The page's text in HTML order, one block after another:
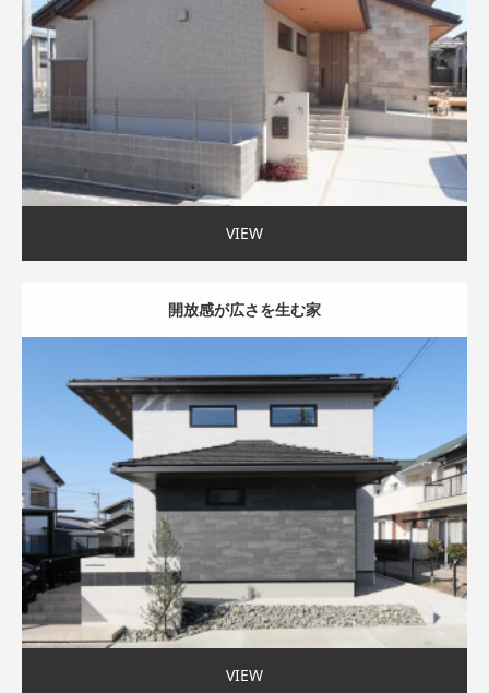
自然や庭を楽しむ 〜35坪まで
VIEW
開放感が広さを生む家
モダン外観 吹抜け 家事ラク動線 35〜40坪まで
VIEW